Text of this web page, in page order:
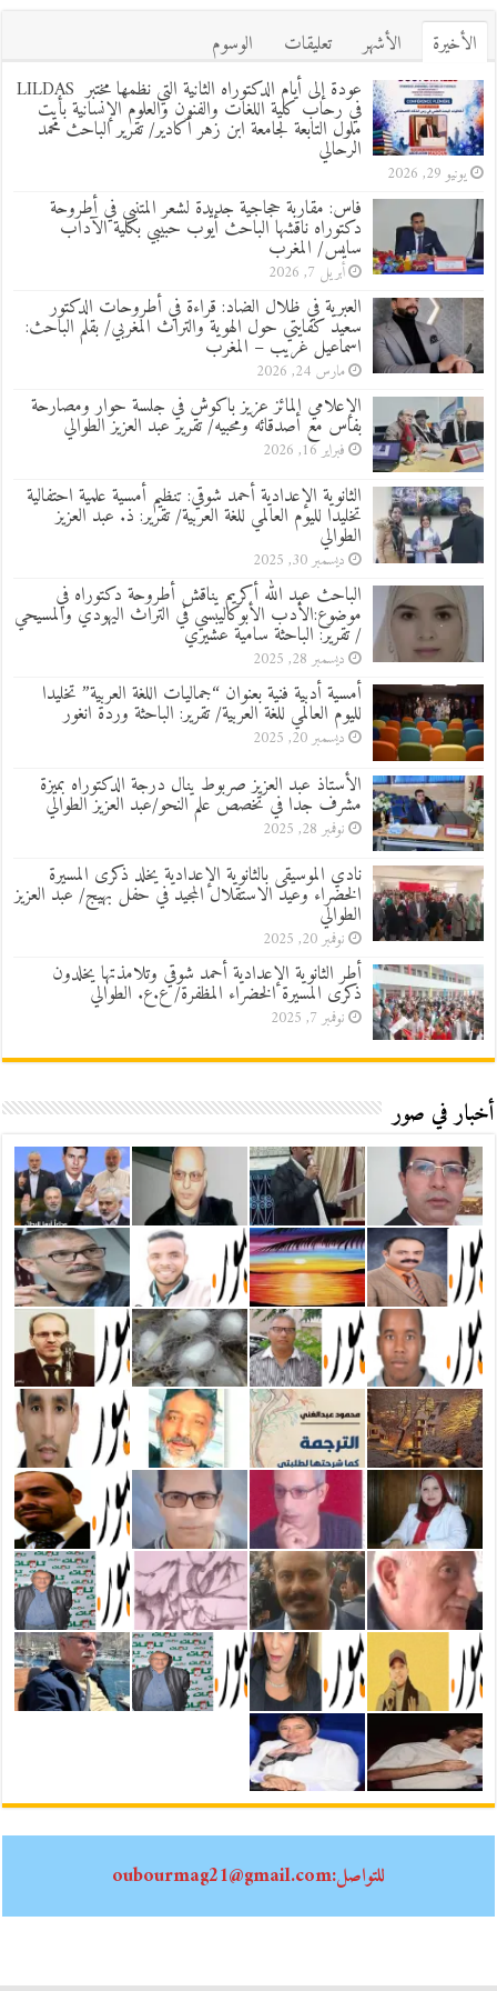
الأخيرة الأشهر تعليقات
الوسوم
عودة إلى أيام الدكتوراه الثانية التي نظمها مختبر LILDAS
في رحاب كلية اللغات والفنون والعلوم الإنسانية بأيت
ملول التابعة لجامعة ابن زهر أكادير/ تقرير الباحث محمد
الرحالي
يونيو 29, 2026
فاس: مقاربة حجاجية جديدة لشعر المتنبي في أطروحة
دكتوراه ناقشها الباحث أيوب حبيبي بكلية الآداب
سايس/ المغرب
أبريل 7, 2026
العبرية في ظلال الضاد: قراءة في أطروحات الدكتور
سعيد كفايتي حول الهوية والتراث المغربي/ بقلم الباحث:
اسماعيل غريب – المغرب
مارس 24, 2026
الإعلامي المائز عزيز باكوش في جلسة حوار ومصارحة
بفاس مع أصدقائه ومحبيه/ تقرير عبد العزيز الطوالي
فبراير 16, 2026
الثانوية الإعدادية أحمد شوقي: تنظيم أمسية علمية احتفالية
تخليدا لليوم العالمي للغة العربية/ تقرير: ذ. عبد العزيز
الطوالي
ديسمبر 30, 2025
الباحث عبد الله أكريم يناقش أطروحة دكتوراه في
موضوع:الأدب الأبوكاليبسي في التراث اليهودي والمسيحي
/ تقرير: الباحثة سامية عشيري
ديسمبر 28, 2025
أمسية أدبية فنية بعنوان “جماليات اللغة العربية” تخليدا
لليوم العالمي للغة العربية/ تقرير: الباحثة وردة انغور
ديسمبر 20, 2025
الأستاذ عبد العزيز صربوط ينال درجة الدكتوراه بميزة
مشرف جدا في تخصص علم النحو/عبد العزيز الطوالي
نوفمبر 28, 2025
نادي الموسيقى بالثانوية الإعدادية يخلد ذكرى المسيرة
الخضراء وعيد الاستقلال المجيد في حفل بهيج/ عبد العزيز
الطوالي
نوفمبر 20, 2025
أطر الثانوية الإعدادية أحمد شوقي وتلامذتها يخلدون
ذكرى المسيرة الخضراء المظفرة/ ع.ع. الطوالي
نوفمبر 7, 2025
أخبار في صور
للتواصل:oubourmag21@gmail.com